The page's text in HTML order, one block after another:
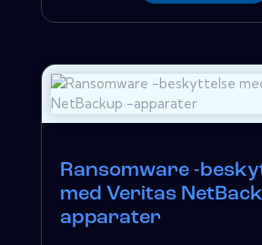
Ransomware -
med Veritas
apparater